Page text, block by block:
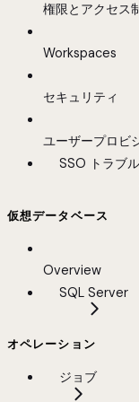
権限とアクセス
Workspaces
セキュリティ
ユーザープロビ
SSO トラブ
仮想データベース
Overview
SQL Server
オペレーション
ジョブ